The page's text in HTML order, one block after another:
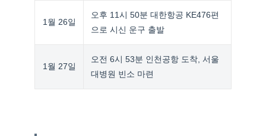
1월 26일
오후 11시 50분 대한항공 KE476편
으로 시신 운구 출발
1월 27일
오전 6시 53분 인천공항 도착, 서울
대병원 빈소 마련